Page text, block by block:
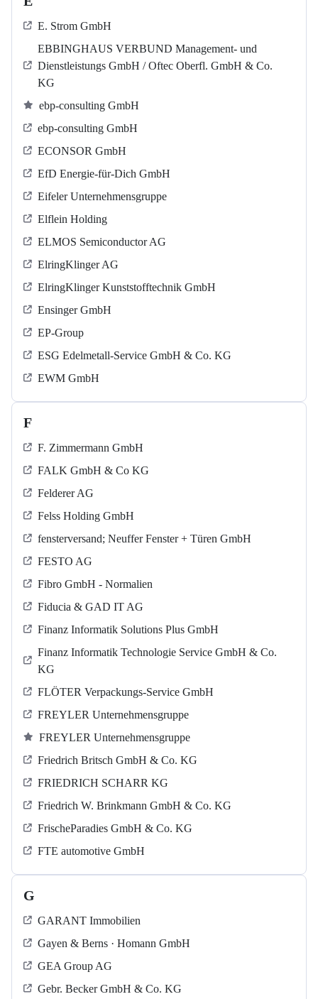
E. Strom GmbH
EBBINGHAUS VERBUND Management- und
Dienstleistungs GmbH / Oftec Oberfl. GmbH & Co.
KG
ebp-consulting GmbH
ebp-consulting GmbH
ECONSOR GmbH
EfD Energie-für-Dich GmbH
Eifeler Unternehmensgruppe
Elflein Holding
ELMOS Semiconductor AG
ElringKlinger AG
ElringKlinger Kunststofftechnik GmbH
Ensinger GmbH
EP-Group
ESG Edelmetall-Service GmbH & Co. KG
EWM GmbH
F
F. Zimmermann GmbH
FALK GmbH & Co KG
Felderer AG
Felss Holding GmbH
fensterversand; Neuffer Fenster + Türen GmbH
FESTO AG
Fibro GmbH - Normalien
Fiducia & GAD IT AG
Finanz Informatik Solutions Plus GmbH
Finanz Informatik Technologie Service GmbH & Co.
KG
FLÖTER Verpackungs-Service GmbH
FREYLER Unternehmensgruppe
FREYLER Unternehmensgruppe
Friedrich Britsch GmbH & Co. KG
FRIEDRICH SCHARR KG
Friedrich W. Brinkmann GmbH & Co. KG
FrischeParadies GmbH & Co. KG
FTE automotive GmbH
G
GARANT Immobilien
Gayen & Berns · Homann GmbH
GEA Group AG
Gebr. Becker GmbH & Co. KG